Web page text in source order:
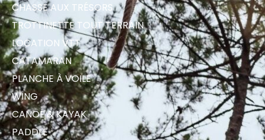
CHASSE AUX TRÉSORS
TROTTINETTE TOUT TERRAIN
LOCATION VTT
CATAMARAN
PLANCHE À VOILE
WING
CANOË & KAYAK
PADDLE